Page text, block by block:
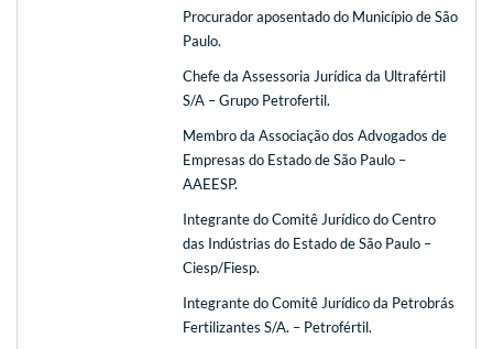
Procurador aposentado do Município de São
Paulo.
Chefe da Assessoria Jurídica da Ultrafértil
S/A – Grupo Petrofertil.
Membro da Associação dos Advogados de
Empresas do Estado de São Paulo –
AAEESP.
Integrante do Comitê Jurídico do Centro
das Indústrias do Estado de São Paulo –
Ciesp/Fiesp.
Integrante do Comitê Jurídico da Petrobrás
Fertilizantes S/A. – Petrofértil.